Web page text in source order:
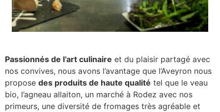
Passionnés de l’art culinaire et du plaisir partagé avec
nos convives, nous avons l’avantage que l’Aveyron nous
propose des produits de haute qualité tel que le veau
bio, l’agneau allaiton, un marché à Rodez avec nos
primeurs, une diversité de fromages très agréable et